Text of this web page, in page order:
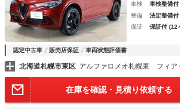
車検
車検整備付
整備
法定整備付
保証
保証付 (12
認定中古車 販売店保証 車両状態評価書
北海道札幌市東区
在庫を確認・見積り依頼する